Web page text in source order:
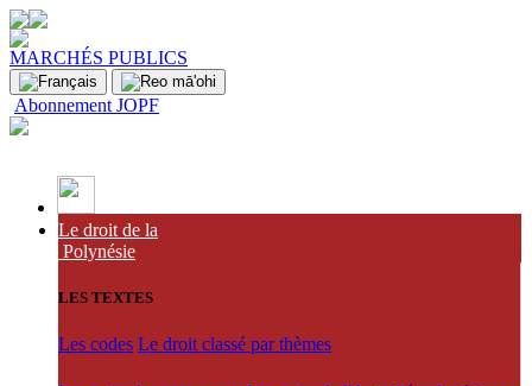
MARCHÉS PUBLICS
Abonnement JOPF
Le droit de la
Polynésie
LES TEXTES
Les codes Le droit classé par thèmes